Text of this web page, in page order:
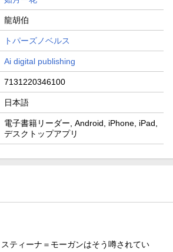
龍胡伯
トパーズノベルス
Ai digital publishing
7131220346100
日本語
電子書籍リーダー, Android, iPhone, iPad,
デスクトップアプリ
ティーナ＝モーガンはそう噂されてい